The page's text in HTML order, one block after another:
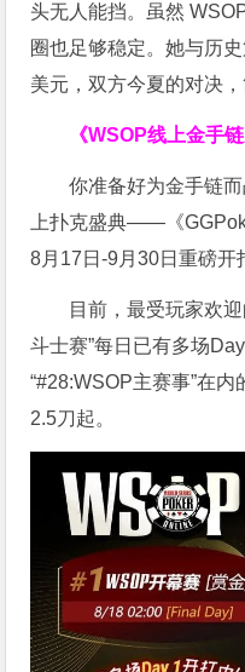
头无人能挡。虽然
圈也足够稳定。她与历
美元，双方今夏的对决，
《WSOP线上金手
你准备好为金手链
上扑克盛典——《
8月17日-9月30日重磅开
目前，最受玩家欢
斗士赛”每日已有多场
“#28:WSOP主赛事”在
2.5刀起。